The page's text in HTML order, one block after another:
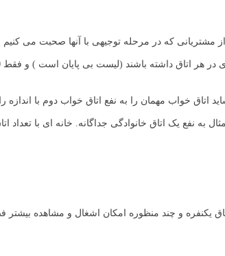
(لیست بی پایان است ) و فقط 80 مترمربع برای کار با آن دارند.
اتاق خواب مهمان را به نفع اتاق خواب دوم با
نفع یک اتاق خانوادگی جداگانه. خانه ای با تعداد
یکنفره و چند منظوره امکان اشغال و مشاهده